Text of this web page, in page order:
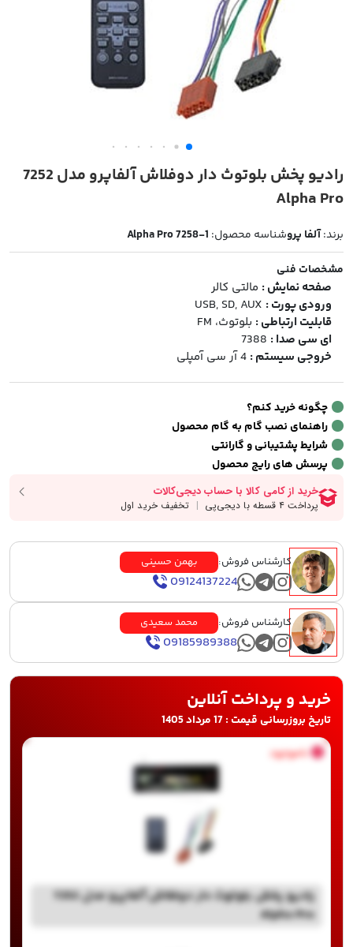
رادیو پخش بلوتوث دار دوفلاش آلفاپرو مدل 7252
Alpha Pro
برند:آلفا پروشناسه محصول: Alpha Pro 7258-1
مشخصات فنی
صفحه نمایش : مالتی کالر
ورودی پورت : USB, SD, AUX
قابلیت ارتباطی : بلوتوث، FM
ای سی صدا : 7388
خروجی سیستم : 4 آر سی آمپلی
چگونه خرید کنم؟
راهنمای نصب گام به گام محصول
شرایط پشتیبانی و گارانتی
پرسش های رایج محصول
کارشناس فروش: بهمن حسینی
09124137224
کارشناس فروش: محمد سعیدی
09185989388
خرید و پرداخت آنلاین
تاریخ بروزرسانی قیمت : 17 مرداد 1405
ناموجود
رادیو پخش بلوتوث دار دوفلاش آلفاپرو مدل 7252
Alpha Pro